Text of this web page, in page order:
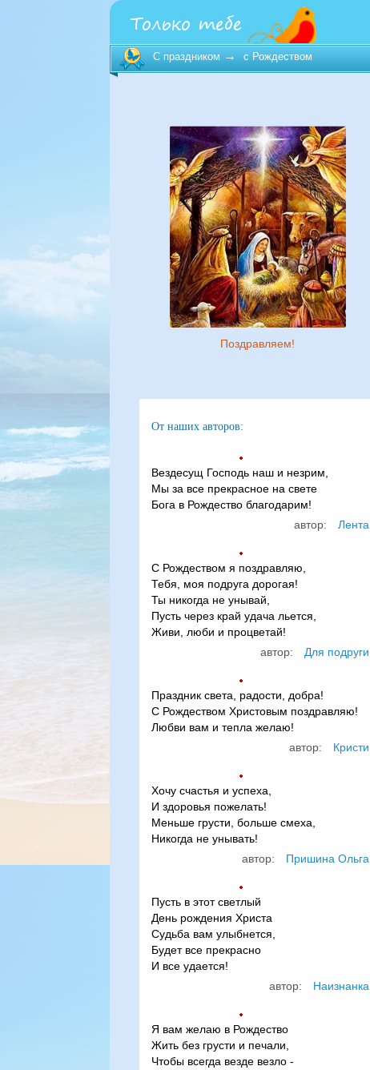
C праздником → с Рождеством
Поздравляем!
От наших авторов:
Вездесущ Господь наш и незрим,
Мы за все прекрасное на свете
Бога в Рождество благодарим!
автор:
Лента
С Рождеством я поздравляю,
Тебя, моя подруга дорогая!
Ты никогда не унывай,
Пусть через край удача льется,
Живи, люби и процветай!
автор:
Для подруги
Праздник света, радости, добра!
С Рождеством Христовым поздравляю!
Любви вам и тепла желаю!
автор:
Кристи
Хочу счастья и успеха,
И здоровья пожелать!
Меньше грусти, больше смеха,
Никогда не унывать!
автор:
Пришина Ольга
Пусть в этот светлый
День рождения Христа
Судьба вам улыбнется,
Будет все прекрасно
И все удается!
автор:
Наизнанка
Я вам желаю в Рождество
Жить без грусти и печали,
Чтобы всегда везде везло -